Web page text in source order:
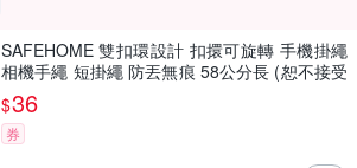
SAFEHOME 雙扣環設計 扣擐可旋轉 手機掛繩
相機手繩 短掛繩 防丟無痕 58公分長 (恕不接受
指定顏色出貨) CPA034
$36
券